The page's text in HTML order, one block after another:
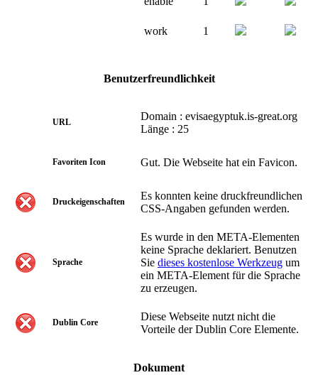
work 1
Benutzerfreundlichkeit
URL
Domain : evisaegyptuk.is-great.org
Länge : 25
Favoriten Icon Gut. Die Webseite hat ein Favicon.
Druckeigenschaften
Es konnten keine druckfreundlichen
CSS-Angaben gefunden werden.
Sprache
Es wurde in den META-Elementen
keine Sprache deklariert. Benutzen
Sie dieses kostenlose Werkzeug um
ein META-Element für die Sprache
zu erzeugen.
Dublin Core
Diese Webseite nutzt nicht die
Vorteile der Dublin Core Elemente.
Dokument